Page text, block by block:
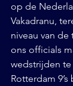
op de
Vakadranu,
niveau van
ons officials
wedstrijden
Rotterdam